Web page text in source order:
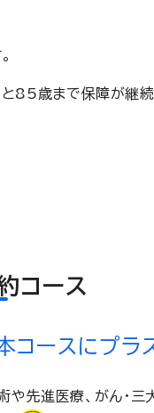
歳まで保障が継
コース
コースにプラ
や先進医療、がん・